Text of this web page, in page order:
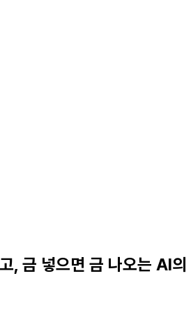
, 금 넣으면 금 나오는 AI의